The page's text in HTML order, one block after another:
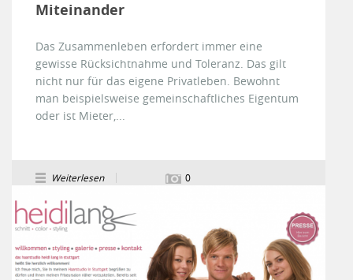
Miteinander
Das Zusammenleben erfordert immer eine
gewisse Rücksichtnahme und Toleranz. Das gilt
nicht nur für das eigene Privatleben. Bewohnt
man beispielsweise gemeinschaftliches Eigentum
oder ist Mieter,...
Weiterlesen 0